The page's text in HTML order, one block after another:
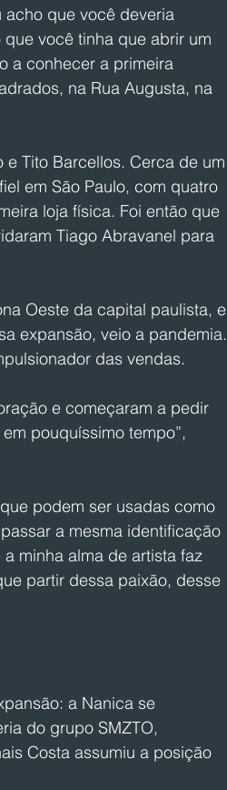
acho que você deveria
você tinha que abrir um
a conhecer a primeira
na Rua Augusta, na
Tito Barcellos. Cerca de um
em São Paulo, com quatro
loja física. Foi então que
Tiago Abravanel para
Oeste da capital paulista, e
expansão, veio a pandemia.
das vendas.
e começaram a pedir
pouquíssimo tempo”,
podem ser usadas como
a mesma identificação
minha alma de artista faz
partir dessa paixão, desse
a Nanica se
do grupo SMZTO,
Costa assumiu a posição